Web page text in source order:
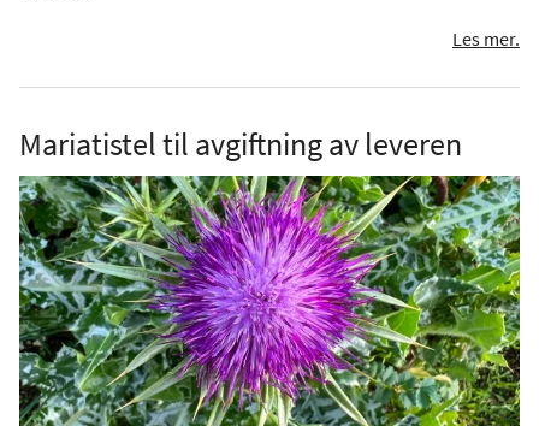
Les mer.
Mariatistel til avgiftning av leveren